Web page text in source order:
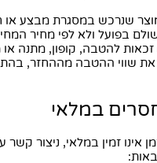
שנרכש במסגרת מבצע או
בפועל ולא לפי מחיר
להטבה, קופון, מתנה או
שווי ההטבה מההחזר,
זמין במלאי, ניצור קשר